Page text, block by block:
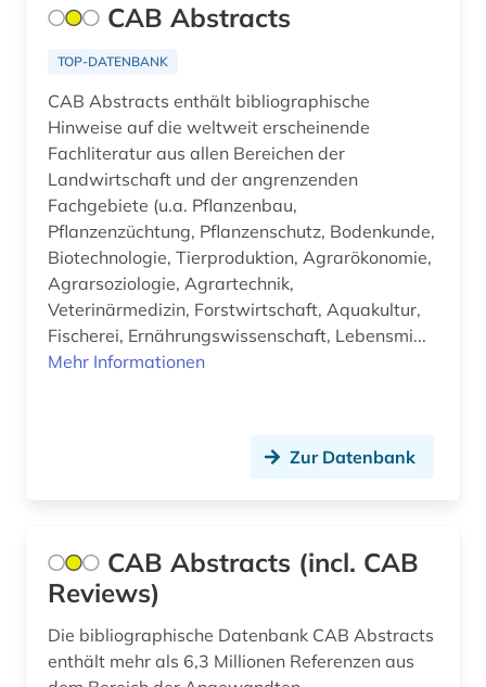
CAB Abstracts
TOP-DATENBANK
CAB Abstracts enthält bibliographische
Hinweise auf die weltweit erscheinende
Fachliteratur aus allen Bereichen der
Landwirtschaft und der angrenzenden
Fachgebiete (u.a. Pflanzenbau,
Pflanzenzüchtung, Pflanzenschutz, Bodenkunde,
Biotechnologie, Tierproduktion, Agrarökonomie,
Agrarsoziologie, Agrartechnik,
Veterinärmedizin, Forstwirtschaft, Aquakultur,
Fischerei, Ernährungswissenschaft, Lebensmi...
Mehr Informationen
Zur Datenbank
CAB Abstracts (incl. CAB
Reviews)
Die bibliographische Datenbank CAB Abstracts
enthält mehr als 6,3 Millionen Referenzen aus